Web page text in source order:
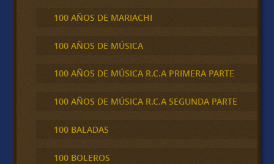
100 AÑOS DE MARIACHI
100 AÑOS DE MÚSICA
100 AÑOS DE MÚSICA R.C.A PRIMERA PARTE
100 AÑOS DE MÚSICA R.C.A SEGUNDA PARTE
100 BALADAS
100 BOLEROS